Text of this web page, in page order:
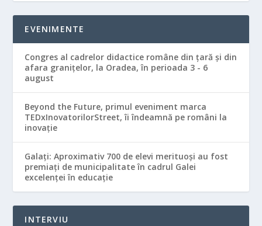
EVENIMENTE
Congres al cadrelor didactice române din ţară şi din
afara graniţelor, la Oradea, în perioada 3 - 6
august
Beyond the Future, primul eveniment marca
TEDxInovatorilorStreet, îi îndeamnă pe români la
inovație
Galaţi: Aproximativ 700 de elevi merituoşi au fost
premiaţi de municipalitate în cadrul Galei
excelenţei în educaţie
INTERVIU